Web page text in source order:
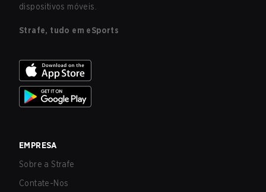
dispositivos móveis.
Strafe, tudo em eSports
EMPRESA
Sobre a Strafe
Contate-Nos